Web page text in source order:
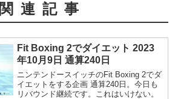
関連記事
Fit Boxing 2でダイエット 2023
年10月9日 通算240日
ニンテンドースイッチのFit Boxing 2でダ
イエットをする企画 通算240日。今日も
リバウンド継続です。これはいけない。